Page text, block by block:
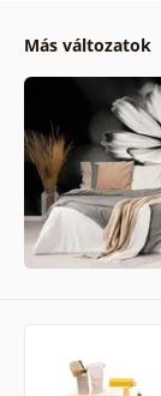
Más változatok